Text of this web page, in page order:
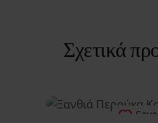
Σχετικά